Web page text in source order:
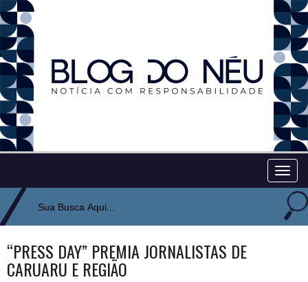
“PRESS DAY” PREMIA JORNALISTAS DE
CARUARU E REGIÃO